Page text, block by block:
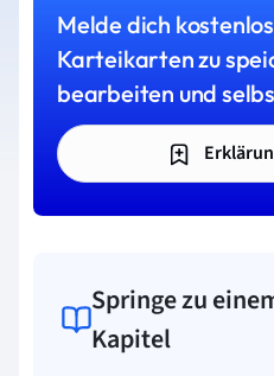
Melde dich
Karteikarten zu
bearbeiten und
Springe zu
Kapitel